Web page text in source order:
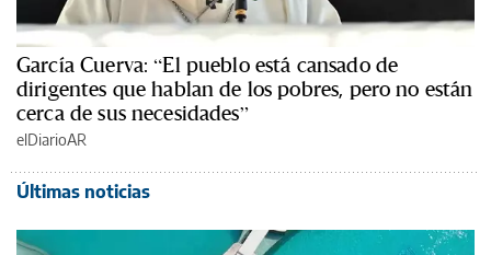
García Cuerva: “El pueblo está cansado de
dirigentes que hablan de los pobres, pero no están
cerca de sus necesidades”
elDiarioAR
Últimas noticias